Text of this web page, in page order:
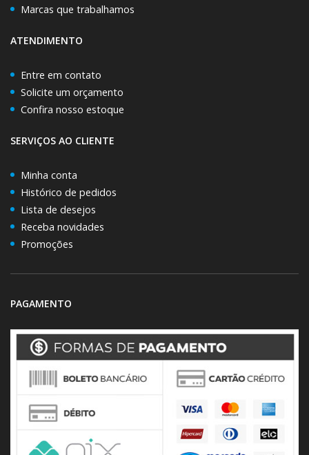
Marcas que trabalhamos
ATENDIMENTO
Entre em contato
Solicite um orçamento
Confira nosso estoque
SERVIÇOS AO CLIENTE
Minha conta
Histórico de pedidos
Lista de desejos
Receba novidades
Promoções
PAGAMENTO